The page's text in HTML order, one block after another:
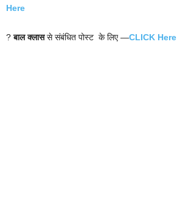
Here
?बाल क्लाससे संबंधित पोस्ट के लिए —CLICK Here